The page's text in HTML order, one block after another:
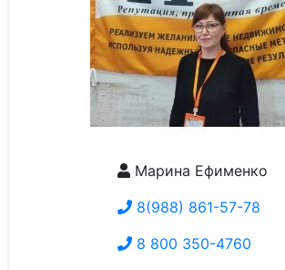
Марина Ефименко
8(988) 861-57-78
8 800 350-4760